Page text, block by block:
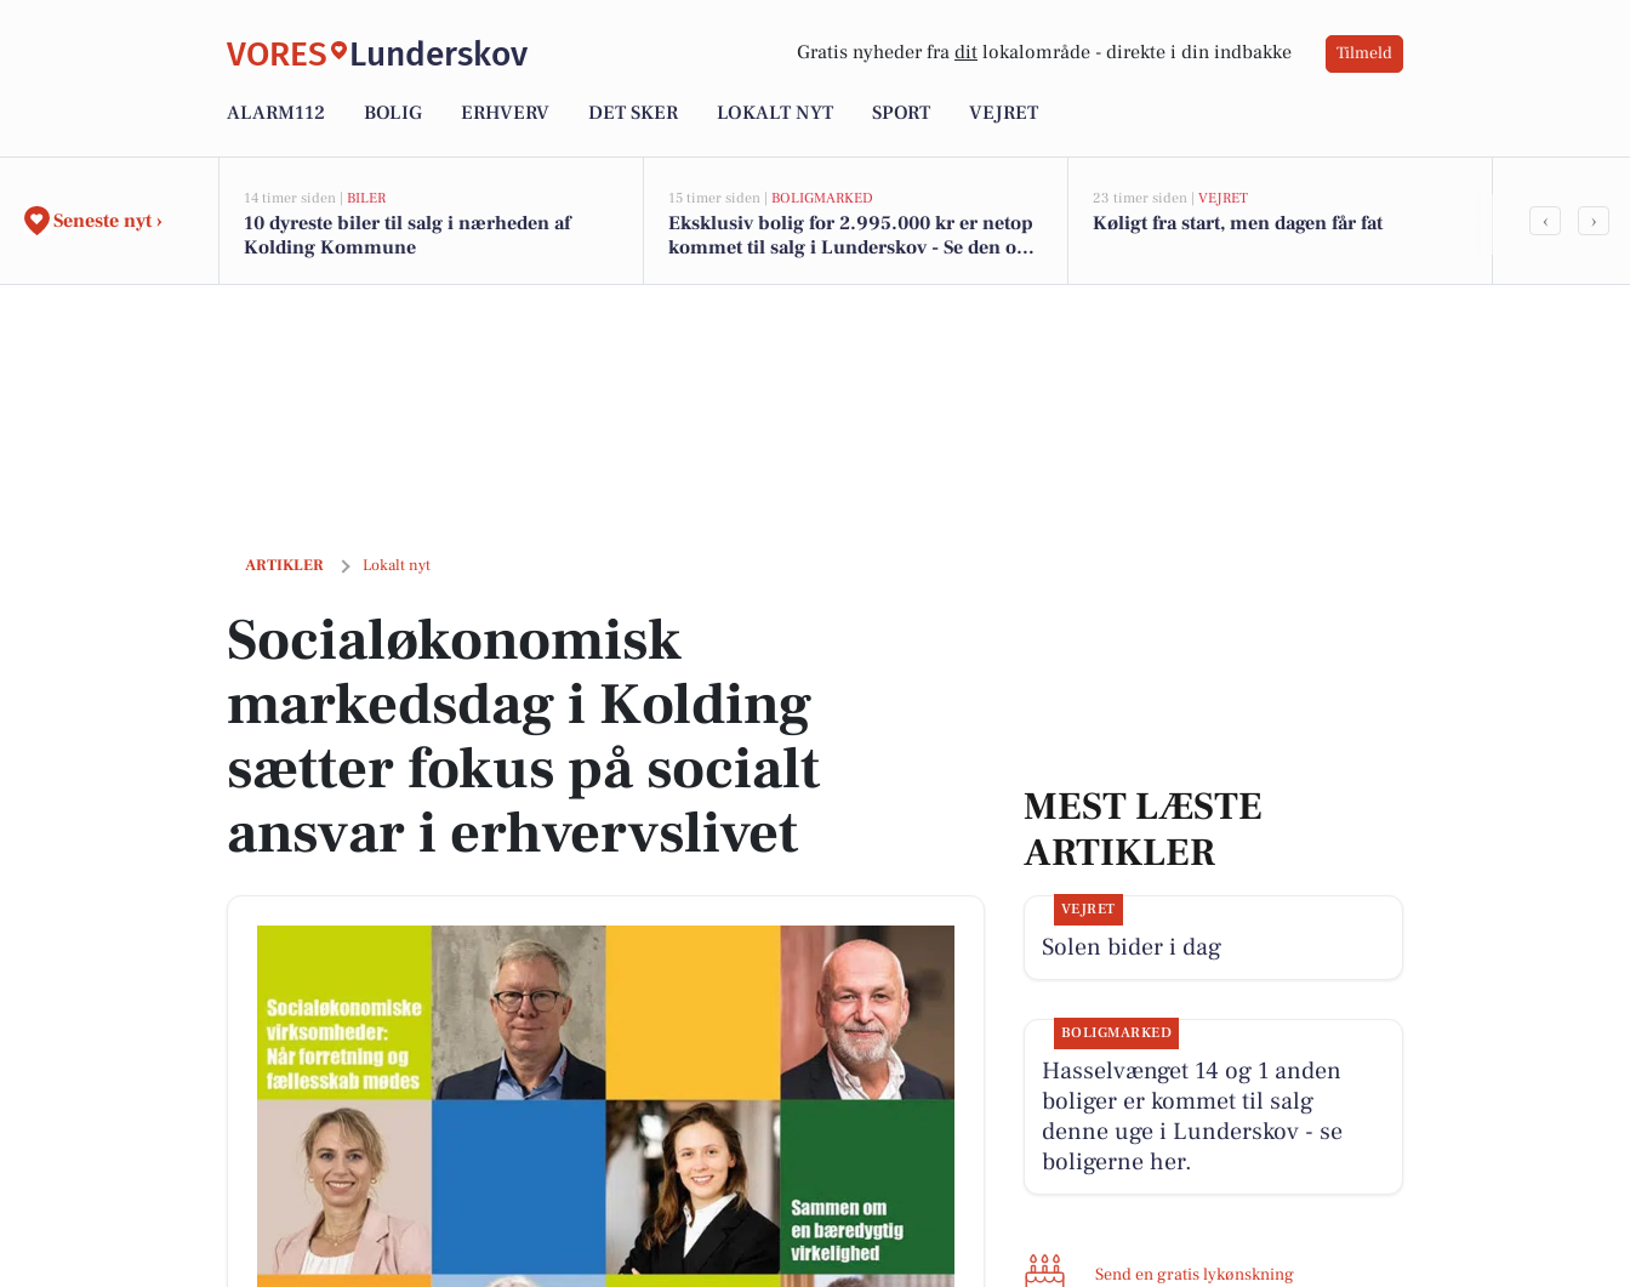
VORES Lunderskov Gratis nyheder fra dit lokalområde - direkte i din indbakke Tilmeld
ALARM112 BOLIG ERHVERV DET SKER LOKALT NYT SPORT VEJRET
Seneste nyt ›
14 timer siden | BILER
10 dyreste biler til salg i nærheden af
Kolding Kommune
15 timer siden | BOLIGMARKED
Eksklusiv bolig for 2.995.000 kr er netop
kommet til salg i Lunderskov - Se den og
23 timer siden | VEJRET
Køligt fra start, men dagen får fat ‹ ›
ARTIKLER Lokalt nyt
Socialøkonomisk markedsdag i Kolding sætter fokus på socialt ansvar i erhvervslivet
Socialøkonomisk
markedsdag i Kolding
sætter fokus på socialt
ansvar i erhvervslivet
MEST LÆSTE
ARTIKLER
VEJRET
Solen bider i dag
BOLIGMARKED
Hasselvænget 14 og 1 anden
boliger er kommet til salg
denne uge i Lunderskov - se
boligerne her.
Send en gratis lykønskning